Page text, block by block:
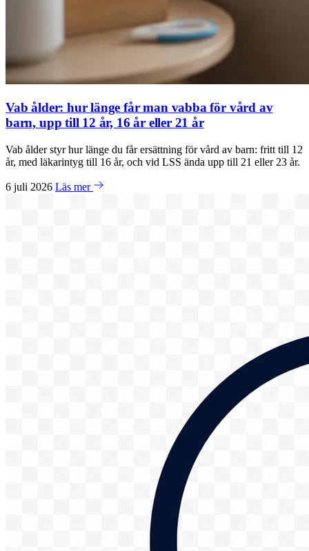
Vab ålder: hur länge får man vabba för vård av
barn, upp till 12 år, 16 år eller 21 år
Vab ålder styr hur länge du får ersättning för vård av barn: fritt till 12
år, med läkarintyg till 16 år, och vid LSS ända upp till 21 eller 23 år.
6 juli 2026 Läs mer